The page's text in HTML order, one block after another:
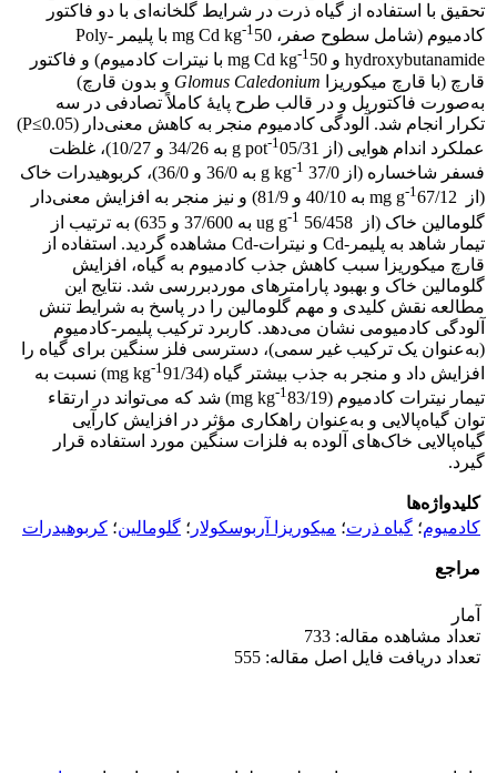
تحقیق با استفاده از گیاه ذرت در شرایط گلخانه‌ای با دو فاکتور
کادمیوم (شامل سطوح صفر، mg Cd kg
-1
50 با پلیمر Poly-
hydroxybutanamide و mg Cd kg
-1
50 با نیترات کادمیوم) و فاکتور
قارچ (با قارچ میکوریزا
Glomus Caledonium
و بدون قارچ)
به‌صورت فاکتوریل و در قالب طرح پایۀ کاملاً تصادفی در سه
تکرار انجام شد. آلودگی کادمیوم منجر به کاهش معنی‌دار (0.05≥P)
عملکرد اندام هوایی (از g pot
-1
05/31 به 34/26 و 10/27)، غلظت
فسفر شاخساره (از g kg
-1
37/0 به 36/0 و 36/0)، کربوهیدرات خاک
(از mg g
-1
67/12 به 40/10 و 81/9) و نیز منجر به افزایش معنی‌دار
گلومالین خاک (از ug g
-1
56/458 به 37/600 و 635) به ترتیب از
تیمار شاهد به پلیمر-Cd و نیترات-Cd مشاهده گردید. استفاده از
قارچ میکوریزا سبب کاهش جذب کادمیوم به گیاه، افزایش
گلومالین خاک و بهبود پارامترهای موردبررسی شد. نتایج این
مطالعه نقش کلیدی و مهم گلومالین را در پاسخ به شرایط تنش
آلودگی کادمیومی نشان می‌دهد. کاربرد ترکیب پلیمر-کادمیوم
(به‌عنوان یک ترکیب غیر‌ سمی)، دسترسی فلز سنگین برای گیاه را
افزایش داد و منجر به جذب بیشتر گیاه (mg kg
-1
91/34) نسبت به
تیمار نیترات کادمیوم (mg kg
-1
83/19) شد که می‌تواند در ارتقاء
توان گیاه‌پالایی و به‌عنوان راهکاری مؤثر در افزایش کارآیی
گیاه‌پالایی خاک‌های آلوده به فلزات سنگین مورد استفاده قرار
گیرد.
کلیدواژه‌ها
کادمیوم؛ گیاه ذرت؛ میکوریزا آربوسکولار ؛ گلومالین؛ کربوهیدرات
مراجع
آمار
تعداد مشاهده مقاله: 733
تعداد دریافت فایل اصل مقاله: 555